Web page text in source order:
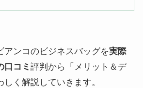
アンコのビジネスバッグを実際
口コミ 評判から「メリット＆デ
く解説していきます。